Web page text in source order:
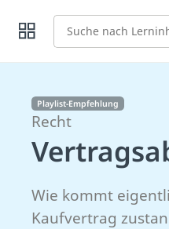
Suche
Playlist-Empfehlung
Recht
Wie kommt
Kaufvertrag